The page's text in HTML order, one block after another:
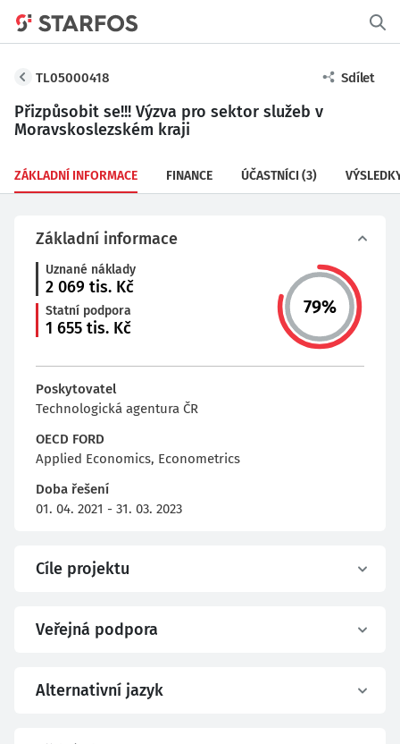
TL05000418 Sdílet
Přizpůsobit se!!! Výzva pro sektor služeb v
Moravskoslezském kraji
ZÁKLADNÍ INFORMACE FINANCE ÚČASTNÍCI (3)
Základní informace
Uznané náklady
2 069 tis. Kč
Statní podpora
1 655 tis. Kč
79%
Poskytovatel
Technologická agentura ČR
OECD FORD
Applied Economics, Econometrics
Doba řešení
01. 04. 2021 - 31. 03. 2023
Cíle projektu
Veřejná podpora
Alternativní jazyk